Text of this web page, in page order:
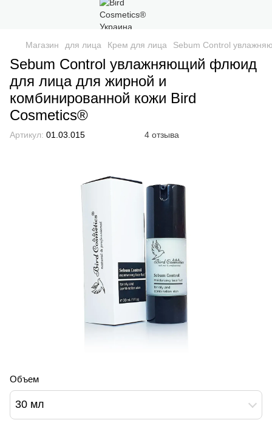
Магазин для лица Крем для лица Sebum Control
Sebum Control увлажняющий флюид
для лица для жирной и
комбинированной кожи Bird
Cosmetics®
Артикул: 01.03.015 4 отзыва
Объем
30 мл